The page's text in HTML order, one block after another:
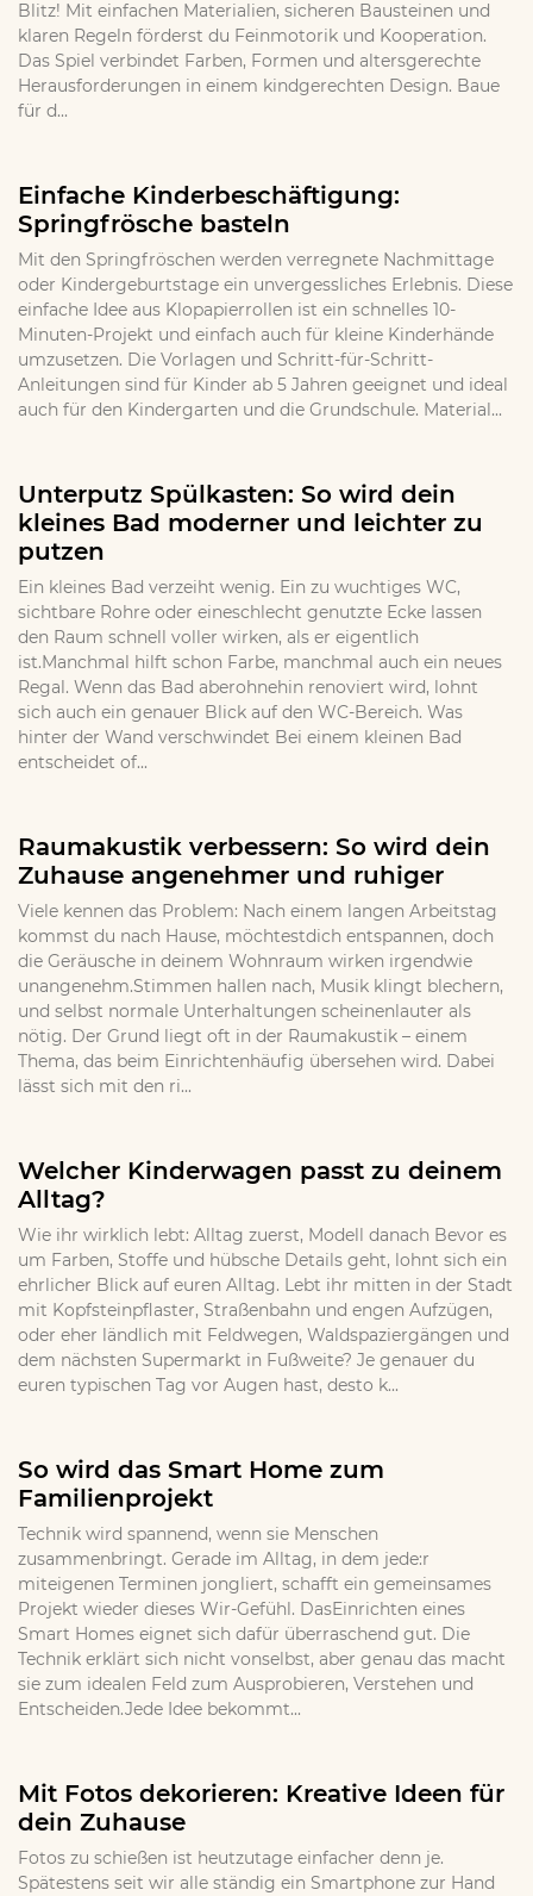
Blitz! Mit einfachen Materialien, sicheren Bausteinen und
klaren Regeln förderst du Feinmotorik und Kooperation.
Das Spiel verbindet Farben, Formen und altersgerechte
Herausforderungen in einem kindgerechten Design. Baue
für d...
Einfache Kinderbeschäftigung:
Springfrösche basteln
Mit den Springfröschen werden verregnete Nachmittage
oder Kindergeburtstage ein unvergessliches Erlebnis. Diese
einfache Idee aus Klopapierrollen ist ein schnelles 10-
Minuten-Projekt und einfach auch für kleine Kinderhände
umzusetzen. Die Vorlagen und Schritt-für-Schritt-
Anleitungen sind für Kinder ab 5 Jahren geeignet und ideal
auch für den Kindergarten und die Grundschule. Material...
Unterputz Spülkasten: So wird dein
kleines Bad moderner und leichter zu
putzen
Ein kleines Bad verzeiht wenig. Ein zu wuchtiges WC,
sichtbare Rohre oder eineschlecht genutzte Ecke lassen
den Raum schnell voller wirken, als er eigentlich
ist.Manchmal hilft schon Farbe, manchmal auch ein neues
Regal. Wenn das Bad aberohnehin renoviert wird, lohnt
sich auch ein genauer Blick auf den WC-Bereich. Was
hinter der Wand verschwindet Bei einem kleinen Bad
entscheidet of...
Raumakustik verbessern: So wird dein
Zuhause angenehmer und ruhiger
Viele kennen das Problem: Nach einem langen Arbeitstag
kommst du nach Hause, möchtestdich entspannen, doch
die Geräusche in deinem Wohnraum wirken irgendwie
unangenehm.Stimmen hallen nach, Musik klingt blechern,
und selbst normale Unterhaltungen scheinenlauter als
nötig. Der Grund liegt oft in der Raumakustik – einem
Thema, das beim Einrichtenhäufig übersehen wird. Dabei
lässt sich mit den ri...
Welcher Kinderwagen passt zu deinem
Alltag?
Wie ihr wirklich lebt: Alltag zuerst, Modell danach Bevor es
um Farben, Stoffe und hübsche Details geht, lohnt sich ein
ehrlicher Blick auf euren Alltag. Lebt ihr mitten in der Stadt
mit Kopfsteinpflaster, Straßenbahn und engen Aufzügen,
oder eher ländlich mit Feldwegen, Waldspaziergängen und
dem nächsten Supermarkt in Fußweite? Je genauer du
euren typischen Tag vor Augen hast, desto k...
So wird das Smart Home zum
Familienprojekt
Technik wird spannend, wenn sie Menschen
zusammenbringt. Gerade im Alltag, in dem jede:r
miteigenen Terminen jongliert, schafft ein gemeinsames
Projekt wieder dieses Wir-Gefühl. DasEinrichten eines
Smart Homes eignet sich dafür überraschend gut. Die
Technik erklärt sich nicht vonselbst, aber genau das macht
sie zum idealen Feld zum Ausprobieren, Verstehen und
Entscheiden.Jede Idee bekommt...
Mit Fotos dekorieren: Kreative Ideen für
dein Zuhause
Fotos zu schießen ist heutzutage einfacher denn je.
Spätestens seit wir alle ständig ein Smartphone zur Hand